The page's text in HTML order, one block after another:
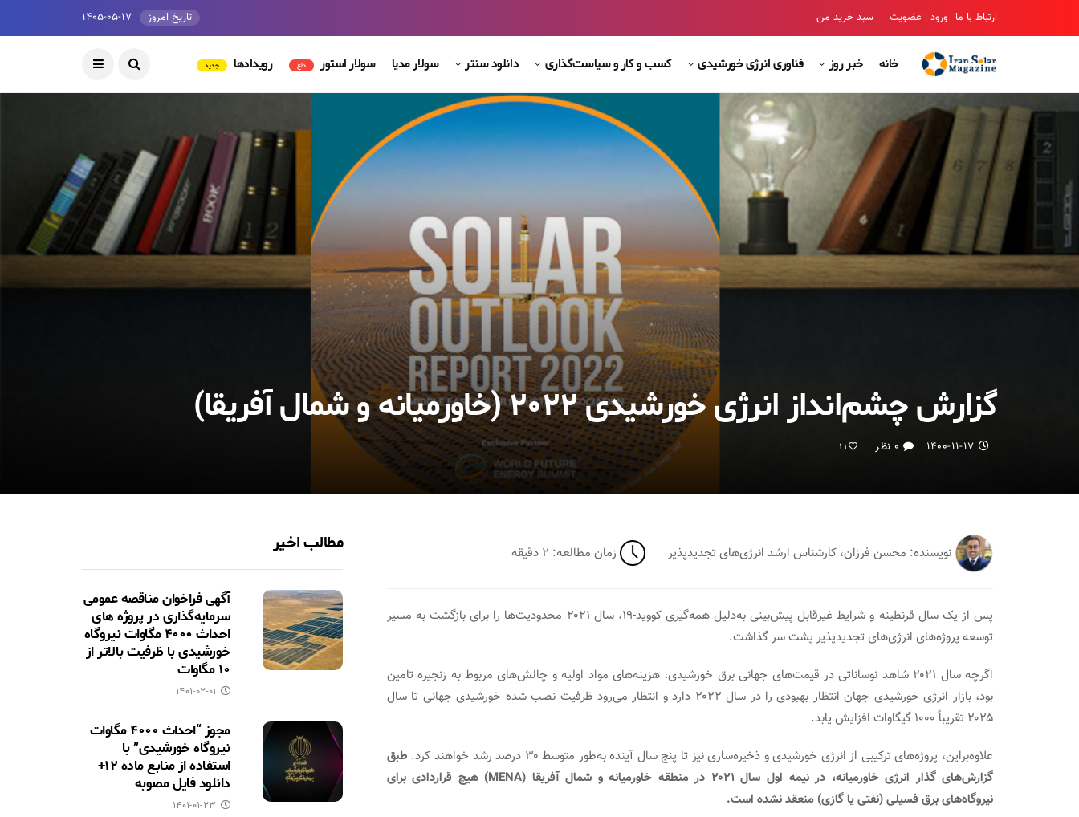
ارتباط با ما ورود | عضویت سبد خرید من تاریخ امروز ۱۴۰۵-۰۵-۱۷
خانه خبر روز فناوری انرژی خورشیدی کسب و کار و سیاست‌گذاری دانلود سنتر سولار مدیا سولار استور داغ رویدادها جدید
گزارش چشم‌انداز انرژی خورشیدی ۲۰۲۲ (خاورمیانه و شمال آفریقا)
۱۴۰۰-۱۱-۱۷ ۰ نظر 11
نویسنده: محسن فرزان، کارشناس ارشد انرژی‌های تجدیدپذیر زمان مطالعه: ۲ دقیقه
پس از یک سال قرنطینه و شرایط غیرقابل پیش‌بینی به‌دلیل همه‌گیری کووید-۱۹، سال ۲۰۲۱ محدودیت‌ها را برای بازگشت به مسیر
توسعه پروژه‌های انرژی‌های تجدیدپذیر پشت سر گذاشت.
اگرچه سال ۲۰۲۱ شاهد نوساناتی در قیمت‌های جهانی برق خورشیدی، هزینه‌های مواد اولیه و چالش‌های مربوط به زنجیره تامین
بود، بازار انرژی خورشیدی جهان انتظار بهبودی را در سال ۲۰۲۲ دارد و انتظار می‌رود ظرفیت نصب شده خورشیدی جهانی تا سال
۲۰۲۵ تقریباً ۱۰۰۰ گیگاوات افزایش یابد.
علاوه‌براین، پروژه‌های ترکیبی از انرژی خورشیدی و ذخیره‌سازی نیز تا پنج سال آینده به‌طور متوسط ​​۳۰ درصد رشد خواهند کرد.
طبق
گزارش‌های گذار انرژی خاورمیانه، در نیمه اول سال ۲۰۲۱ در منطقه خاورمیانه و شمال آفریقا (MENA) هیچ قراردادی برای
نیروگاه‌های برق فسیلی (نفتی یا گازی) منعقد نشده است.
مطالب اخیر
آگهی فراخوان مناقصه عمومی
سرمایه‌گذاری در پروژه های
احداث ۴۰۰۰ مگاوات نیروگاه
خورشیدی با ظرفیت بالاتر از
۱۰ مگاوات
۱۴۰۱-۰۲-۰۱
مجوز “احداث ۴۰۰۰ مگاوات
نیروگاه خورشیدی” با
استفاده از منابع ماده ۱۲+
دانلود فایل مصوبه
۱۴۰۱-۰۱-۲۳